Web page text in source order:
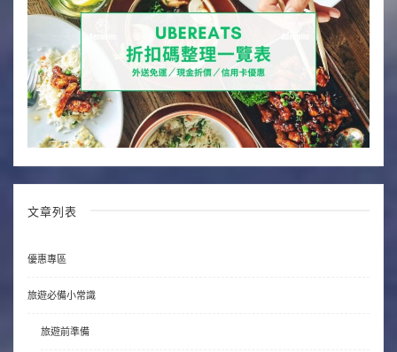
文章列表
優惠專區
旅遊必備小常識
旅遊前準備